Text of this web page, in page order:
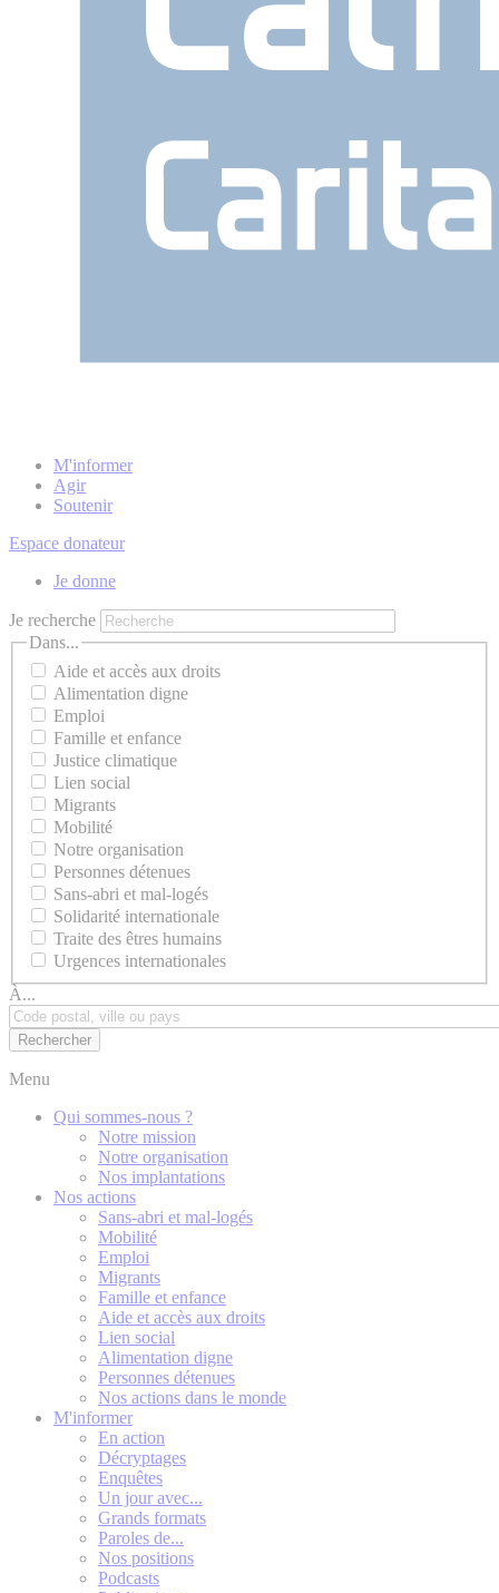
M'informer
Agir
Soutenir
Espace donateur
Je donne
Je recherche
Dans...
Aide et accès aux droits
Alimentation digne
Emploi
Famille et enfance
Justice climatique
Lien social
Migrants
Mobilité
Notre organisation
Personnes détenues
Sans-abri et mal-logés
Solidarité internationale
Traite des êtres humains
Urgences internationales
À...
Menu
Qui sommes-nous ?
Notre mission
Notre organisation
Nos implantations
Nos actions
Sans-abri et mal-logés
Mobilité
Emploi
Migrants
Famille et enfance
Aide et accès aux droits
Lien social
Alimentation digne
Personnes détenues
Nos actions dans le monde
M'informer
En action
Décryptages
Enquêtes
Un jour avec...
Grands formats
Paroles de...
Nos positions
Podcasts